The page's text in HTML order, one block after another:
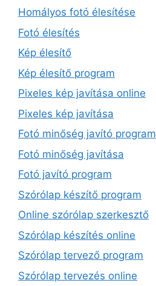
Homályos fotó élesítése
Fotó élesítés
Kép élesítő
Kép élesítő program
Pixeles kép javítása online
Pixeles kép javítása
Fotó minőség javító program
Fotó minőség javítása
Fotó javító program
Szórólap készítő program
Online szórólap szerkesztő
Szórólap készítés online
Szórólap tervező program
Szórólap tervezés online